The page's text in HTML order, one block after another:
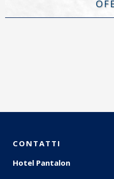
CONTATTI
Hotel Pantalon